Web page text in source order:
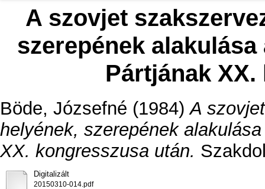
A szovjet
szerepének
Pártjának
Böde, Józsefné (1984)A
helyének, szerepének
XX. kongresszusa után.
Digitalizált
20150310-014.pdf